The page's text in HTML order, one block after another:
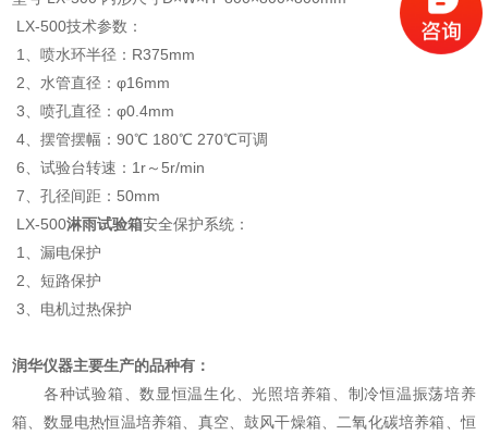
LX-500技术参数：
1、喷水环半径：R375mm
2、水管直径：φ16mm
3、喷孔直径：φ0.4mm
4、摆管摆幅：90℃ 180℃ 270℃可调
6、试验台转速：1r～5r/min
7、孔径间距：50mm
LX-500淋雨试验箱安全保护系统：
1、漏电保护
2、短路保护
3、电机过热保护
润华仪器主要生产的品种有：
各种试验箱、数显恒温生化、光照培养箱、制冷恒温振荡培养
箱、数显电热恒温培养箱、真空、鼓风干燥箱、二氧化碳培养箱、恒